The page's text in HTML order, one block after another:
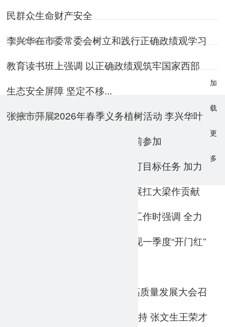
民群众生命财产安全
2026-05-06
李兴华在市委常委会树立和践行正确政绩观学习
教育读书班上强调 以正确政绩观筑牢国家西部
生态安全屏障 坚定不移...
2026-04-22
张掖市开展2026年春季义务植树活动 李兴华叶
尔波力·孜汗张文生王荣才柴向前参加
李兴华在甘州区调研时强调 紧盯目标任务 加力
加压奋进 努力为全市高质量发展扛大梁作贡献
叶尔波力·孜汗调研一季度经济工作时强调 全力
以赴抓项目兴产业促发展 为实现一季度“开门红”
张掖市扬优聚势凝心聚力推动高质量发展大会召
开 卢小亨讲话 叶尔波力·孜汗主持 张文生王荣才
加
载
更
多